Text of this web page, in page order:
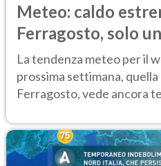
Meteo: caldo
Ferragosto, solo
Ecco dove
La tendenza meteo per il
prossima settimana,
Ferragosto, vede ancora